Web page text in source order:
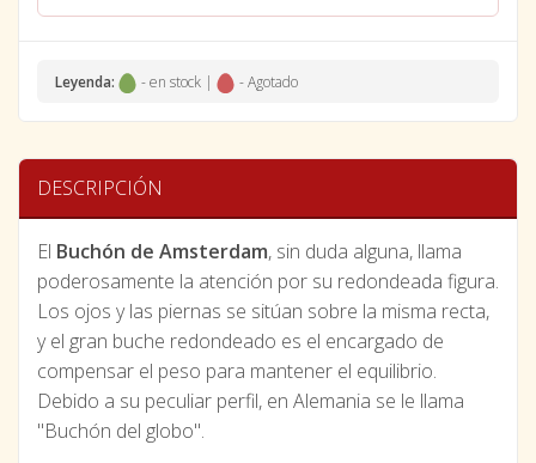
Leyenda: - en stock | - Agotado
DESCRIPCIÓN
El Buchón de Amsterdam, sin duda alguna, llama
poderosamente la atención por su redondeada figura.
Los ojos y las piernas se sitúan sobre la misma recta,
y el gran buche redondeado es el encargado de
compensar el peso para mantener el equilibrio.
Debido a su peculiar perfil, en Alemania se le llama
"Buchón del globo".